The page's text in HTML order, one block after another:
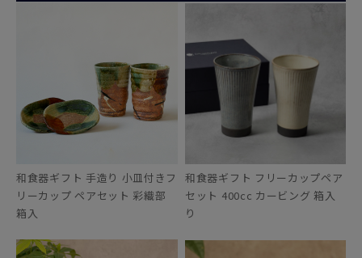
和食器ギフト 手造り 小皿付きフ
リーカップ ペアセット 彩織部
箱入
和食器ギフト フリーカップペア
セット 400cc カービング 箱入
り